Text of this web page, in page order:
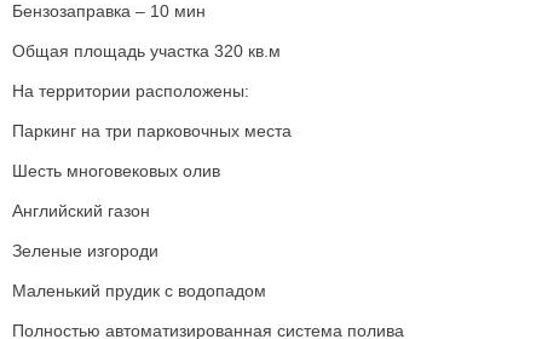
Бензозаправка – 10 мин
Общая площадь участка 320 кв.м
На территории расположены:
Паркинг на три парковочных места
Шесть многовековых олив
Английский газон
Зеленые изгороди
Маленький прудик с водопадом
Полностью автоматизированная система полива